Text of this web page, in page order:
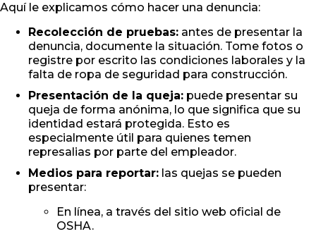
Aquí le explicamos cómo hacer una denuncia:
Recolección de pruebas: antes de presentar la
denuncia, documente la situación. Tome fotos o
registre por escrito las condiciones laborales y la
falta de ropa de seguridad para construcción.
Presentación de la queja: puede presentar su
queja de forma anónima, lo que significa que su
identidad estará protegida. Esto es
especialmente útil para quienes temen
represalias por parte del empleador.
Medios para reportar: las quejas se pueden
presentar:
En línea, a través del sitio web oficial de
OSHA.